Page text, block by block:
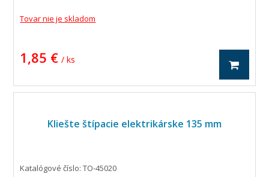
Tovar nie je skladom
1,85 € / ks
Kliešte štípacie elektrikárske 135 mm
Katalógové číslo: TO-45020